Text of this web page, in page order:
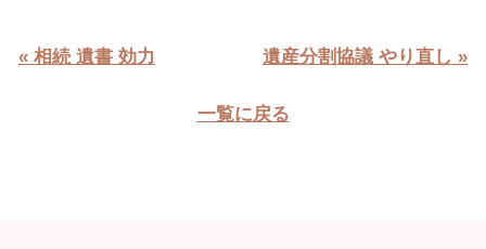
« 相続 遺書 効力 遺産分割協議 やり直し »
一覧に戻る